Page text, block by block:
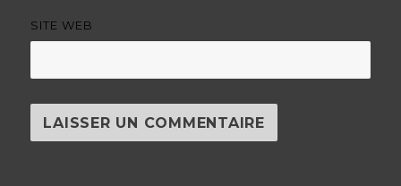
SITE WEB